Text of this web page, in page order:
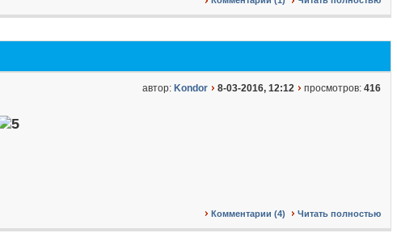
автор: Kondor 8-03-2016, 12:12 просмотров: 416
Комментарии (4) Читать полностью